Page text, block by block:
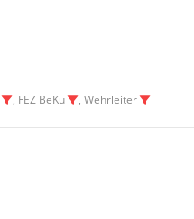
, FEZ BeKu , Wehrleiter